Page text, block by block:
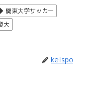
関東大学サッカー
大
keispo